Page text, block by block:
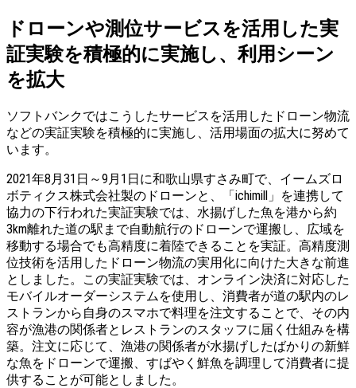
ドローンや測位サービスを活用した実
証実験を積極的に実施し、利用シーン
を拡大
ソフトバンクではこうしたサービスを活用したドローン物流
などの実証実験を積極的に実施し、活用場面の拡大に努めて
います。
2021年8月31日～9月1日に和歌山県すさみ町で、イームズロ
ボティクス株式会社製のドローンと、「ichimill」を連携して
協力の下行われた実証実験では、水揚げした魚を港から約
3km離れた道の駅まで自動航行のドローンで運搬し、広域を
移動する場合でも高精度に着陸できることを実証。高精度測
位技術を活用したドローン物流の実用化に向けた大きな前進
としました。この実証実験では、オンライン決済に対応した
モバイルオーダーシステムを使用し、消費者が道の駅内のレ
ストランから自身のスマホで料理を注文することで、その内
容が漁港の関係者とレストランのスタッフに届く仕組みを構
築。注文に応じて、漁港の関係者が水揚げしたばかりの新鮮
な魚をドローンで運搬、すばやく鮮魚を調理して消費者に提
供することが可能としました。